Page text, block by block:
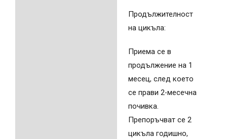
Продължителност
на цикъла:
Приема се в
продължение на 1
месец, след което
се прави 2-месечна
почивка.
Препоръчват се 2
цикъла годишно,